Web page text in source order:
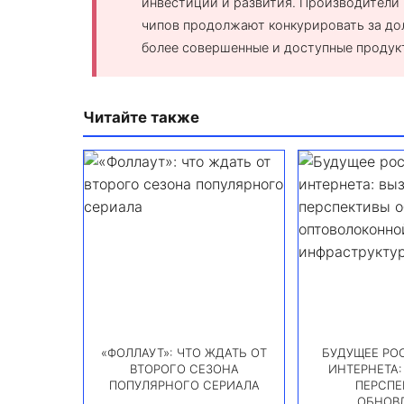
чипов продолжают конкурировать за
более совершенные и доступные
Читайте также
«ФОЛЛАУТ»: ЧТО ЖДАТЬ ОТ
ВТОРОГО СЕЗОНА
ПОПУЛЯРНОГО СЕРИАЛА
БУДУЩЕЕ